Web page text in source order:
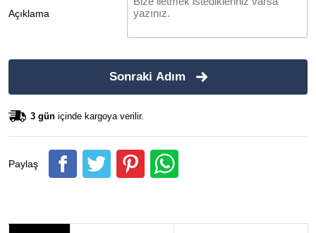
Açıklama
Sonraki Adım
3 gün içinde kargoya verilir.
Paylaş